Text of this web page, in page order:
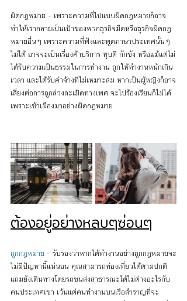
ผิดกฎหมาย - เพราะความที่ไปแบบผิดกฎหมายก็อาจ
ทำให้เรากลายเป็นเป้าของพวกธุรกิจมืดหรือธุรกิจผิดกฎ
หมายอื่นๆ เพราะความที่ฟังและพูดภาษาประเทศนั้นๆ
ไม่ได้ อาจจะเป็นเรื่องค้าบริการ ทุบตี กักขัง หรือแม้แต่ไม่
ได้รับความเป็นธรรมในการทำงาน ถูกให้ทำงานหนักเกิน
เวลา และได้รับค่าจ้างที่ไม่เหมาะสม หากเป็นผู้หญิงก็อาจ
เสี่ยงต่อการถูกล่วงละเมิดทางเพศ จะไปร้องเรียนก็ไม่ได้
เพราะเข้าเมืองมาอย่างผิดกฎหมาย
ต้องอยู่อย่างหลบๆซ่อนๆ
ถูกกฎหมาย - รับรองว่าหากได้ทำงานอย่างถูกกฎหมายจะ
ไม่มีปัญหานี้แน่นอน คุณสามารถท่องเที่ยวได้ตามปกติ
แถมยังเดินทางโดยรถขนส่งสาธารณะได้ไม่ต่างอะไรกับ
คนประเทศเขา เว้นแต่คนทำงานบนเรือสำราญที่จะ